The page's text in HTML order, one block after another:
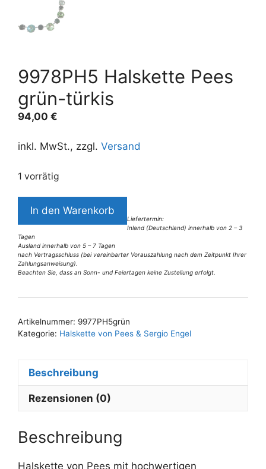
9978PH5 Halskette Pees
grün-türkis
94,00 €
inkl. MwSt., zzgl. Versand
1 vorrätig
9978PH5
Halskette
Pees
grün-
türkis
Menge
In den Warenkorb
Liefertermin:
Inland (Deutschland) innerhalb von 2 – 3
Tagen
Ausland innerhalb von 5 – 7 Tagen
nach Vertragsschluss (bei vereinbarter Vorauszahlung nach dem Zeitpunkt Ihrer
Zahlungsanweisung).
Beachten Sie, dass an Sonn- und Feiertagen keine Zustellung erfolgt.
l
e
t
e
Artikelnummer: 9977PH5grün
Kategorie: Halskette von Pees & Sergio Engel
Beschreibung
Rezensionen (0)
Beschreibung
Halskette von Pees mit hochwertigen